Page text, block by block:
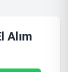
Alım